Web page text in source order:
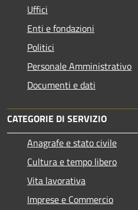
Uffici
Enti e fondazioni
Politici
Personale Amministrativo
Documenti e dati
CATEGORIE DI SERVIZIO
Anagrafe e stato civile
Cultura e tempo libero
Vita lavorativa
Imprese e Commercio